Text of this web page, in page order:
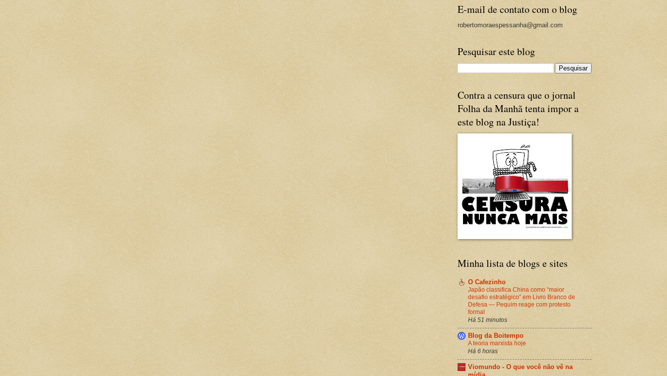
E-mail de contato com o blog
robertomoraespessanha@gmail.com
Pesquisar este blog
Contra a censura que o jornal
Folha da Manhã tenta impor a
este blog na Justiça!
Minha lista de blogs e sites
O Cafezinho
Japão classifica China como “maior
desafio estratégico” em Livro Branco de
Defesa — Pequim reage com protesto
formal
Há 51 minutos
Blog da Boitempo
A teoria marxista hoje
Há 6 horas
Viomundo - O que você não vê na
mídia